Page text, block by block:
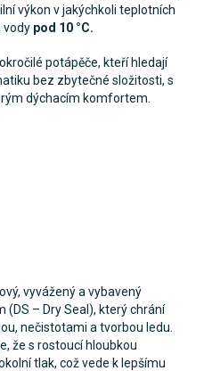
výkon v jakýchkoli teplotních
vody pod 10 °C.
potápěče, kteří hledají
bez zbytečné složitosti, s
dýchacím komfortem.
vyvážený a vybavený
– Dry Seal), který chrání
nečistotami a tvorbou ledu.
že s rostoucí hloubkou
tlak, což vede k lepšímu